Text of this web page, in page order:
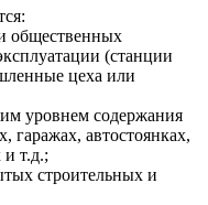
общественных
(станции
цеха или
уровнем содержания
гаражах, автостоянках,
т.д.;
строительных и